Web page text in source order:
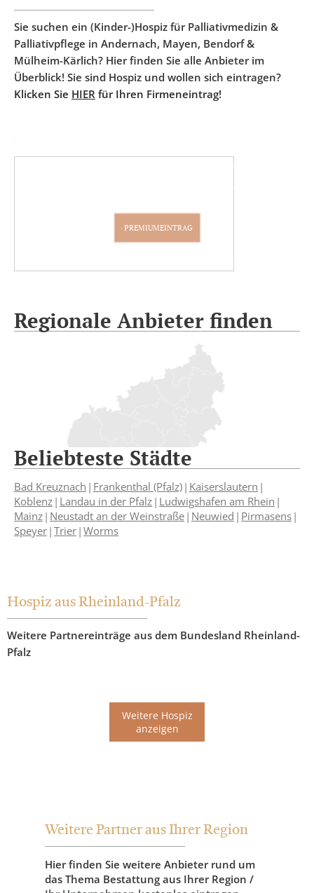
Sie suchen ein (Kinder-)Hospiz für Palliativmedizin &
Palliativpflege in Andernach, Mayen, Bendorf &
Mülheim-Kärlich? Hier finden Sie alle Anbieter im
Überblick! Sie sind Hospiz und wollen sich eintragen?
Klicken Sie HIER für Ihren Firmeneintrag!
PARTNER WERDEN
PREMIUMEINTRAG
Regionale Anbieter finden
Beliebteste Städte
Bad Kreuznach Frankenthal (Pfalz) Kaiserslautern
Koblenz Landau in der Pfalz Ludwigshafen am Rhein
Mainz Neustadt an der Weinstraße Neuwied Pirmasens
Speyer Trier Worms
Hospiz aus Rheinland-Pfalz
Weitere Partnereinträge aus dem Bundesland Rheinland-
Pfalz
Weitere Hospiz
anzeigen
Weitere Partner aus Ihrer Region
Hier finden Sie weitere Anbieter rund um
das Thema Bestattung aus Ihrer Region /